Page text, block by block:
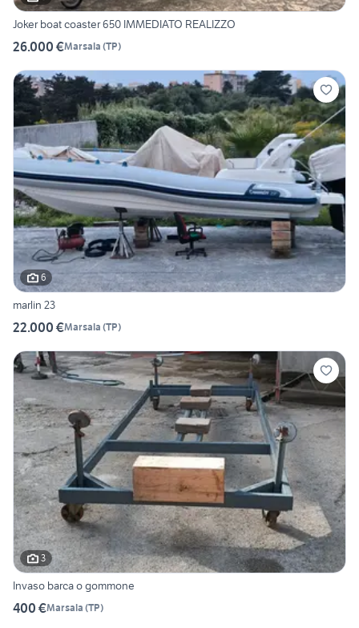
Joker boat coaster 650 IMMEDIATO REALIZZO
26.000 €Marsala (TP)
6
marlin 23
22.000 €Marsala (TP)
3
Invaso barca o gommone
400 €Marsala (TP)